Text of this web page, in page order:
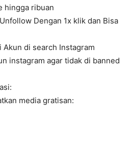
hingga ribuan
Dengan 1x klik dan Bisa
Akun di search Instagram
instagram agar tidak di banned
media gratisan: